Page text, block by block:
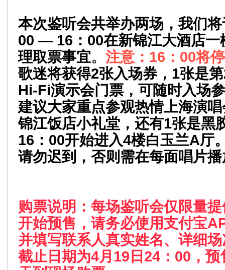
本次鉴听会共举办两场，我们
00 — 16：00在新锦江大酒店
理取票事宜。 注意： 16：00将
歌迷将获得2张入场券，1张是
Hi-Fi演示会门票，可随时入场
建议大家重点参观热情上海演
锦江饭店小礼堂，还有1张是黑
16：00开始进入4楼白玉兰A厅
请勿迟到，否则需在每面唱片
购票说明：每场鉴听会仅限量
开始预售，请务必使用支付宝
并填写联系人真实姓名、详细
截止日期为4月19日24：00，